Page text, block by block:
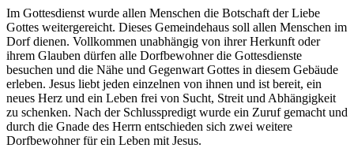
Im Gottesdienst wurde allen Menschen die Botschaft der Liebe
Gottes weitergereicht. Dieses Gemeindehaus soll allen Menschen im
Dorf dienen. Vollkommen unabhängig von ihrer Herkunft oder
ihrem Glauben dürfen alle Dorfbewohner die Gottesdienste
besuchen und die Nähe und Gegenwart Gottes in diesem Gebäude
erleben. Jesus liebt jeden einzelnen von ihnen und ist bereit, ein
neues Herz und ein Leben frei von Sucht, Streit und Abhängigkeit
zu schenken. Nach der Schlusspredigt wurde ein Zuruf gemacht und
durch die Gnade des Herrn entschieden sich zwei weitere
Dorfbewohner für ein Leben mit Jesus.